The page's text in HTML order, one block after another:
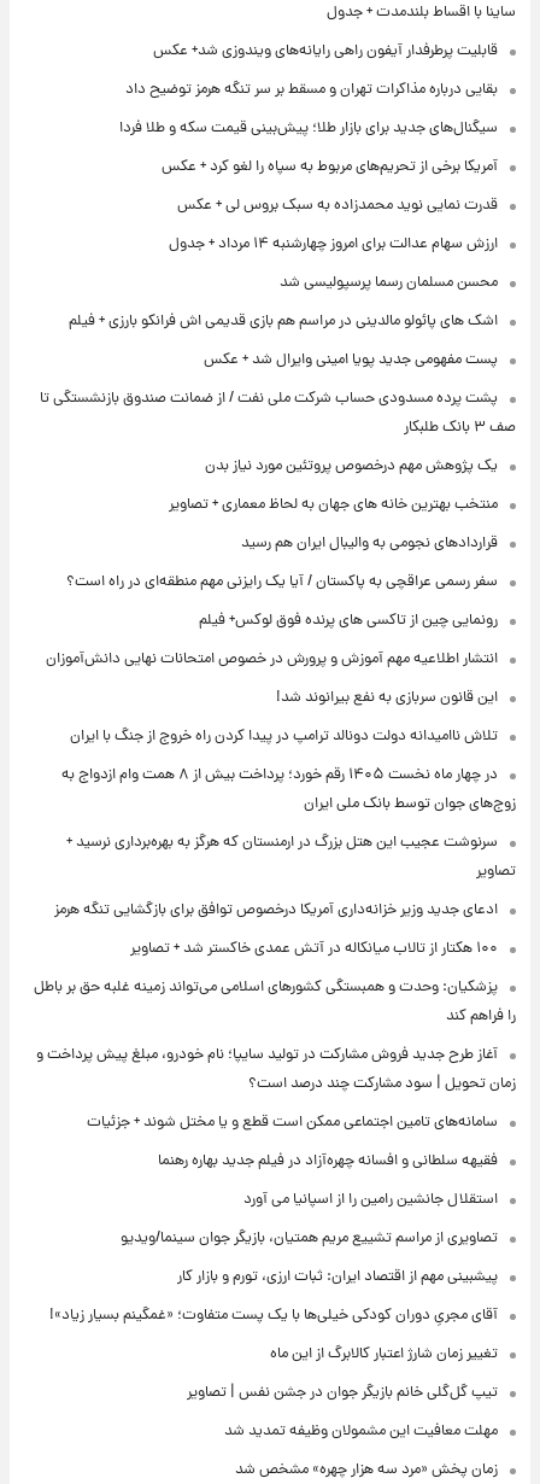
ساینا با اقساط بلندمدت + جدول
قابلیت پرطرفدار آیفون راهی رایانه‌های ویندوزی شد+ عکس
بقایی درباره مذاکرات تهران و مسقط بر سر تنگه هرمز توضیح داد
سیگنال‌های جدید برای بازار طلا؛ پیش‌بینی قیمت سکه و طلا فردا
آمریکا برخی از تحریم‌های مربوط به سپاه را لغو کرد + عکس
قدرت نمایی نوید محمدزاده به سبک بروس لی + عکس
ارزش سهام عدالت برای امروز چهارشنبه ۱۴ مرداد + جدول
محسن مسلمان رسما پرسپولیسی شد
اشک های پائولو مالدینی در مراسم هم بازی قدیمی اش فرانکو بارزی + فیلم
پست مفهومی جدید پویا امینی وایرال شد + عکس
پشت پرده‌ مسدودی حساب شرکت ملی نفت / از ضمانت صندوق بازنشستگی تا
صف ۳ بانک طلبکار
یک پژوهش مهم درخصوص پروتئین مورد نیاز بدن
منتخب بهترین خانه های جهان به لحاظ معماری + تصاویر
قراردادهای نجومی به والیبال ایران هم رسید
سفر رسمی عراقچی به پاکستان / آیا یک رایزنی مهم منطقه‌ای در راه است؟
رونمایی چین از تاکسی های پرنده فوق لوکس+ فیلم
انتشار اطلاعیه مهم آموزش و پرورش در خصوص امتحانات نهایی دانش‌آموزان
این قانون سربازی به نفع بیرانوند شد!
تلاش ناامیدانه‌ دولت دونالد ترامپ در پیدا کردن راه خروج از جنگ با ایران
در چهار ماه نخست ۱۴۰۵ رقم خورد؛ پرداخت بیش از ۸ همت وام ازدواج به
زوج‌های جوان توسط بانک ملی ایران
سرنوشت عجیب این هتل بزرگ در ارمنستان که هرگز به بهره‌برداری نرسید +
تصاویر
ادعای جدید وزیر خزانه‌داری آمریکا درخصوص توافق برای بازگشایی تنگه هرمز
۱۰۰ هکتار از تالاب میانکاله در آتش عمدی خاکستر شد + تصاویر
پزشکیان: وحدت و همبستگی کشورهای اسلامی می‌تواند زمینه غلبه حق بر باطل
را فراهم کند
آغاز طرح جدید فروش مشارکت در تولید سایپا؛ نام خودرو، مبلغ پیش پرداخت و
زمان تحویل | سود مشارکت چند درصد است؟
سامانه‌های تامین اجتماعی ممکن است قطع و یا مختل شوند + جزئیات
فقیهه سلطانی و افسانه چهره‌آزاد در فیلم جدید بهاره رهنما
استقلال جانشین رامین را از اسپانیا می آورد
تصاویری از مراسم تشییع مریم همتیان، بازیگر جوان سینما/ویدیو
پیشبینی مهم از اقتصاد ایران: ثبات ارزی، تورم و بازار کار
آقای مجریِ دوران کودکی خیلی‌ها با یک پست متفاوت؛ «غمگینم بسیار زیاد»!
تغییر زمان شارژ اعتبار کالابرگ از این ماه
تیپ گل‌گلی خانم بازیگر جوان در جشن نفس | تصاویر
مهلت معافیت این مشمولان وظیفه تمدید شد
زمان پخش «مرد سه هزار چهره» مشخص شد